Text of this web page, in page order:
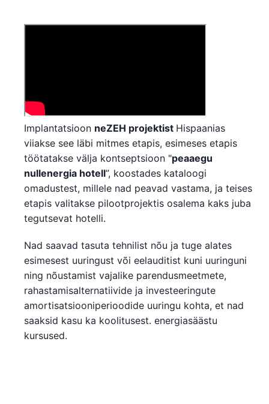
Implantatsioon neZEH projektist Hispaanias
viiakse see läbi mitmes etapis, esimeses etapis
töötatakse välja kontseptsioon "peaaegu
nullenergia hotell”, koostades kataloogi
omadustest, millele nad peavad vastama, ja teises
etapis valitakse pilootprojektis osalema kaks juba
tegutsevat hotelli.
Nad saavad tasuta tehnilist nõu ja tuge alates
esimesest uuringust või eelauditist kuni uuringuni
ning nõustamist vajalike parendusmeetmete,
rahastamisalternatiivide ja investeeringute
amortisatsiooniperioodide uuringu kohta, et nad
saaksid kasu ka koolitusest. energiasäästu
kursused.